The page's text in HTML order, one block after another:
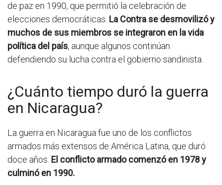
de paz en 1990, que permitió la celebración de
elecciones democráticas. La Contra se desmovilizó y
muchos de sus miembros se integraron en la vida
política del país, aunque algunos continúan
defendiendo su lucha contra el gobierno sandinista.
¿Cuánto tiempo duró la guerra
en Nicaragua?
La guerra en Nicaragua fue uno de los conflictos
armados más extensos de América Latina, que duró
doce años. El conflicto armado comenzó en 1978 y
culminó en 1990.